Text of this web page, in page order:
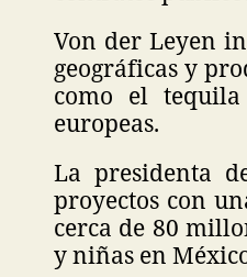
Von der Leyen
geográficas y
como el
europeas.
La presidenta
proyectos con
cerca de 80
y niñas en